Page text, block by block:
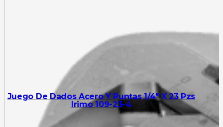
Juego De Dados Acero Y Puntas 1/4″ X 23 Pzs
Irimo 109-23-4